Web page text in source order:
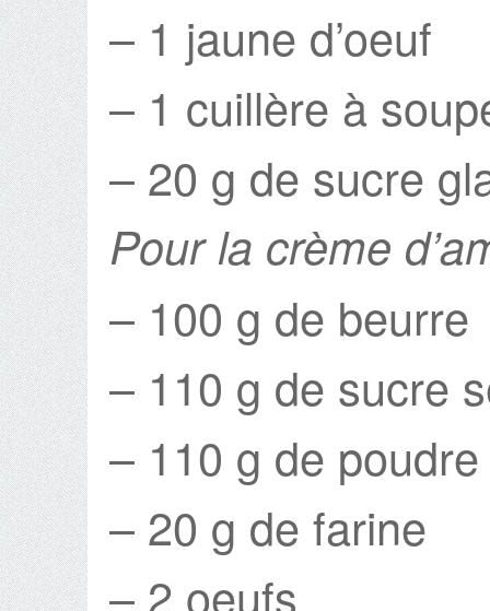
– 1 jaune d’oeuf
– 1 cuillère à
– 20 g de sucre
Pour la crème
– 100 g de beurre
– 110 g de sucre
– 110 g de poudre
– 20 g de farine
– 2 oeufs